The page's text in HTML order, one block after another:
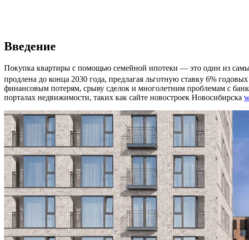
Введение
Покупка квартиры с помощью семейной ипотеки — это один из
продлена до конца 2030 года, предлагая льготную ставку 6%
финансовым потерям, срыву сделок и многолетним проблемам с
порталах недвижимости, таких как сайте новостроек Новосибирска